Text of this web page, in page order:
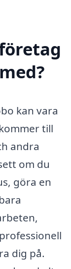
kan vara
till
andra
om du
göra en
dig på.